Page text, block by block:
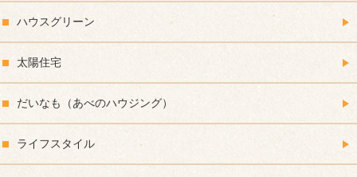
ハウスグリーン
太陽住宅
だいなも（あべのハウジング）
ライフスタイル